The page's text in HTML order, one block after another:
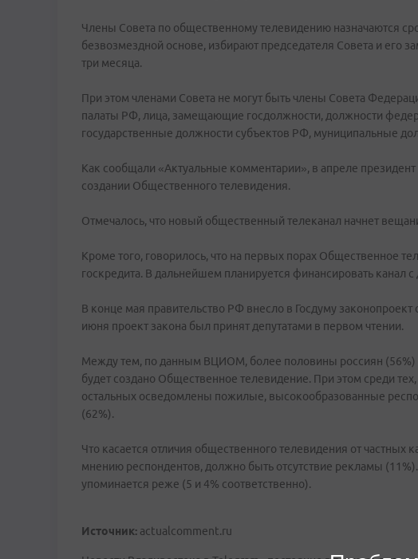
Члены Совета по общественному телевидению назначаются
безвозмездной основе, избирают председателя Совета и его
три месяца.
При этом членами Совета не могут быть члены Совета
палаты РФ, лица, замещающие госдолжности, должности
государственные должности субъектов РФ, муниципальные
Как сообщали «Актуальные комментарии», в апреле
создании Общественного телевидения.
Отмечалось, что новый общественный телеканал начнет
Кроме того, говорилось, что на первых порах Общественное
госкредита. В дальнейшем планируется финансировать канал
В конце мая правительство РФ внесло в Госдуму
июня проект закона был принят депутатами в первом чтении.
Между тем, по данным ВЦИОМ, более половины россиян (56%)
будет создано Общественное телевидение. При этом среди
остальных осведомлены пожилые, высокообразованные
(62%).
Что касается отличия общественного телевидения от частных
мнению респондентов, должно быть отсутствие рекламы
упоминается реже (5 и 4% соответственно).
Источник: actualcomment.ru